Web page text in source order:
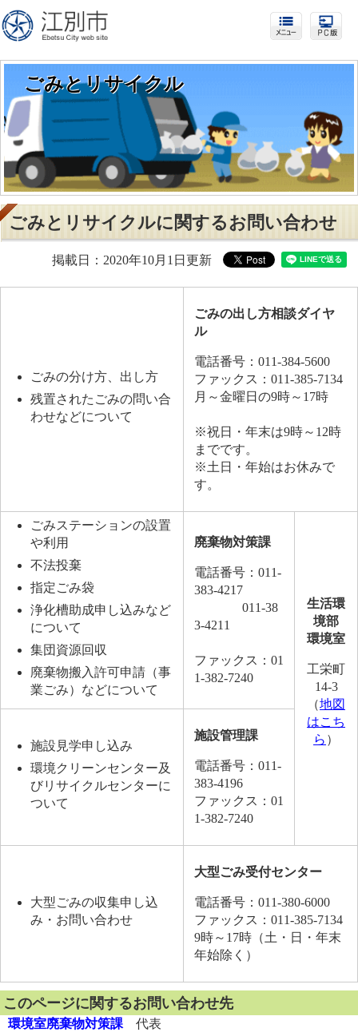
ごみとリサイクル
ごみとリサイクルに関するお問い合わせ
掲載日：2020年10月1日更新
ごみの分け方、出し方
残置されたごみの問い合
わせなどについて
ごみの出し方相談ダイヤ
ル
電話番号：011-384-5600
ファックス：011-385-7134
月～金曜日の9時～17時
※祝日・年末は9時～12時
までです。
※土日・年始はお休みで
す。
ごみステーションの設置
や利用
不法投棄
指定ごみ袋
浄化槽助成申し込みなど
について
集団資源回収
廃棄物搬入許可申請（事
業ごみ）などについて
廃棄物対策課
電話番号：011-
383-4217
011-38
3-4211
ファックス：01
1-382-7240
生活環
境部
環境室
工栄町
14-3
（地図
はこち
ら ）
施設見学申し込み
環境クリーンセンター及
びリサイクルセンターに
ついて
施設管理課
電話番号：011-
383-4196
ファックス：01
1-382-7240
大型ごみの収集申し込
み・お問い合わせ
大型ごみ受付センター
電話番号：011-380-6000
ファックス：011-385-7134
9時～17時（土・日・年末
年始除く）
このページに関するお問い合わせ先
環境室廃棄物対策課代表